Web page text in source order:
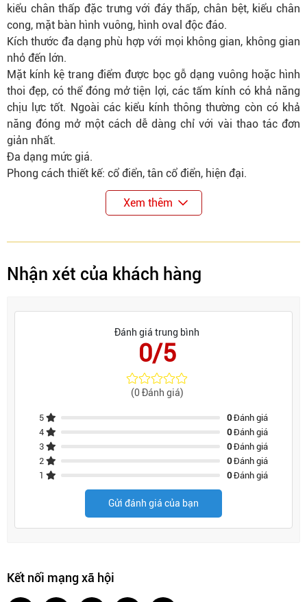
kiểu chân thấp đặc trưng với đáy thấp, chân bệt, kiểu chân
cong, mặt bàn hình vuông, hình oval độc đáo.
Kích thước đa dạng phù hợp với mọi không gian, không gian
nhỏ đến lớn.
Mặt kính kệ trang điểm được bọc gỗ dạng vuông hoặc hình
thoi đẹp, có thể đóng mở tiện lợi, các tấm kính có khả năng
chịu lực tốt. Ngoài các kiểu kính thông thường còn có khả
năng đóng mở một cách dễ dàng chỉ với vài thao tác đơn
giản nhất.
Đa dạng mức giá.
Phong cách thiết kế: cổ điển, tân cổ điển, hiện đại.
Xem thêm
Nhận xét của khách hàng
Đánh giá trung bình
0/5
(0 Đánh giá)
5 0Đánh giá
4
0Đánh giá
3
0Đánh giá
2
0Đánh giá
1
0Đánh giá
Gửi đánh giá của bạn
Kết nối mạng xã hội